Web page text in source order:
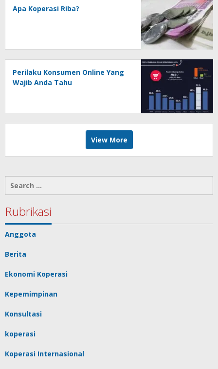
Apa Koperasi Riba?
Perilaku Konsumen Online Yang
Wajib Anda Tahu
View More
for:
Rubrikasi
Anggota
Berita
Ekonomi Koperasi
Kepemimpinan
Konsultasi
koperasi
Koperasi Internasional